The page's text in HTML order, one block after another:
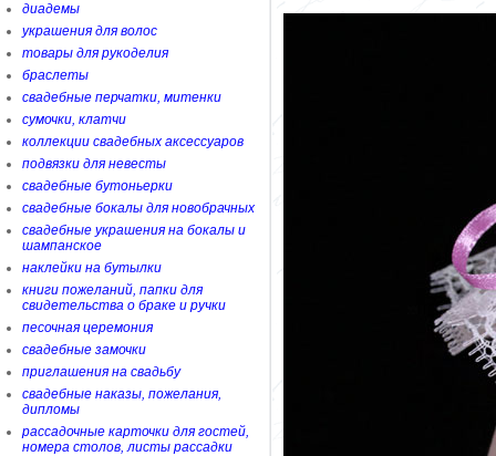
диадемы
украшения для волос
товары для рукоделия
браслеты
свадебные перчатки, митенки
сумочки, клатчи
коллекции свадебных аксессуаров
подвязки для невесты
свадебные бутоньерки
свадебные бокалы для новобрачных
свадебные украшения на бокалы и
шампанское
наклейки на бутылки
книги пожеланий, папки для
свидетельства о браке и ручки
песочная церемония
свадебные замочки
приглашения на свадьбу
свадебные наказы, пожелания,
дипломы
рассадочные карточки для гостей,
номера столов, листы рассадки